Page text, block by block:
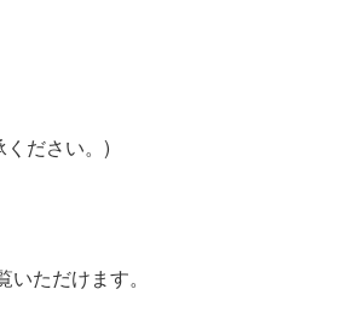
ださい。)
ただけます。